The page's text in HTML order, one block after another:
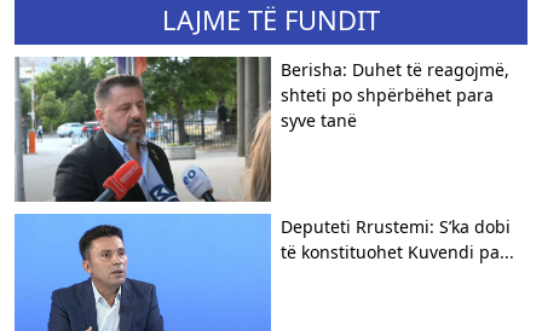
LAJME TË FUNDIT
Berisha: Duhet të reagojmë,
shteti po shpërbëhet para
syve tanë
Deputeti Rrustemi: S’ka dobi
të konstituohet Kuvendi pa...